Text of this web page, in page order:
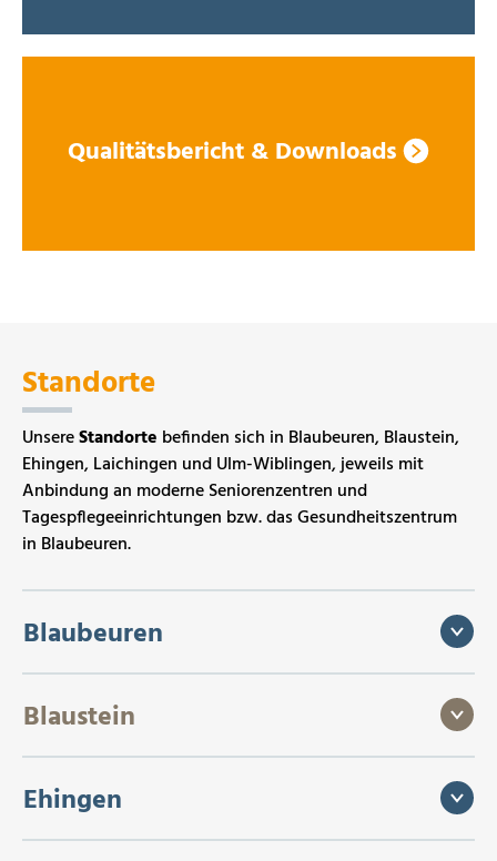
Qualitätsbericht & Downloads
Standorte
UnsereStandorte befinden sich in Blaubeuren, Blaustein,
Ehingen, Laichingen und Ulm-Wiblingen, jeweils mit
Anbindung an moderne Seniorenzentren und
Tagespflegeeinrichtungen bzw. das Gesundheitszentrum
in Blaubeuren.
Blaubeuren
Blaustein
Ehingen